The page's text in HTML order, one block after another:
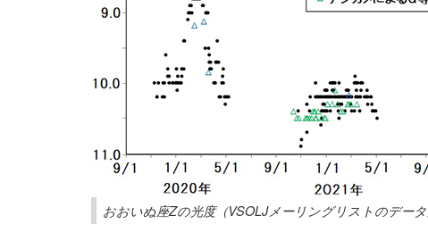
おおいぬ座Zの光度（VSOLJメーリングリストのデータ